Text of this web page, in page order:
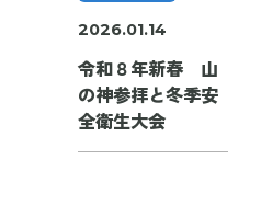
2026.01.14
令和８年新春 山
の神参拝と冬季安
全衛生大会